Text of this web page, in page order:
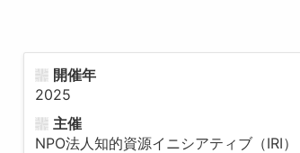
開催年
2025
主催
NPO法人知的資源イニシアティブ（IRI）